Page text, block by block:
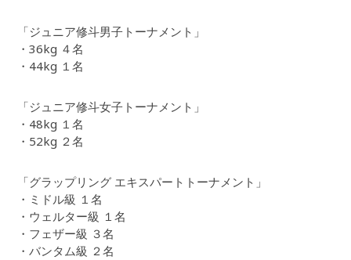
「ジュニア修斗男子トーナメント」
・36kg ４名
・44kg １名
「ジュニア修斗女子トーナメント」
・48kg １名
・52kg ２名
「グラップリング エキスパートトーナメント」
・ミドル級 １名
・ウェルター級 １名
・フェザー級 ３名
・バンタム級 ２名